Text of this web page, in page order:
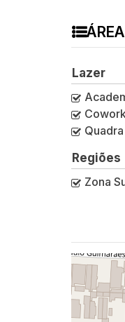
Lazer
Regiões
Zona